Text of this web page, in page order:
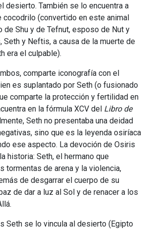
desierto. También se lo encuentra a
cocodrilo (convertido en este animal
de Shu y de Tefnut, esposo de Nut y
Seth y Neftis, a causa de la muerte de
era el culpable).
comparte iconografía con el
es suplantado por Seth (o fusionado
comparte la protección y fertilidad en
en la fórmula XCV del Libro de
Seth no presentaba una deidad
sino que es la leyenda osiríaca
ese aspecto. La devoción de Osiris
historia: Seth, el hermano que
tormentas de arena y la violencia,
de desgarrar el cuerpo de su
de dar a luz al Sol y de renacer a los
Seth se lo vincula al desierto (Egipto